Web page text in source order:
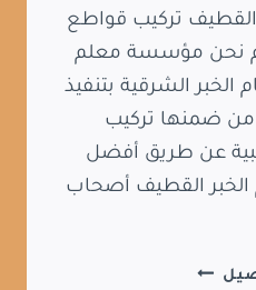
القطيف تركيب قواطع
نحن مؤسسة معلم
الخبر الشرقية بتنفيذ
من ضمنها تركيب
عن طريق أفضل
الخبر القطيف أصحاب
معلم